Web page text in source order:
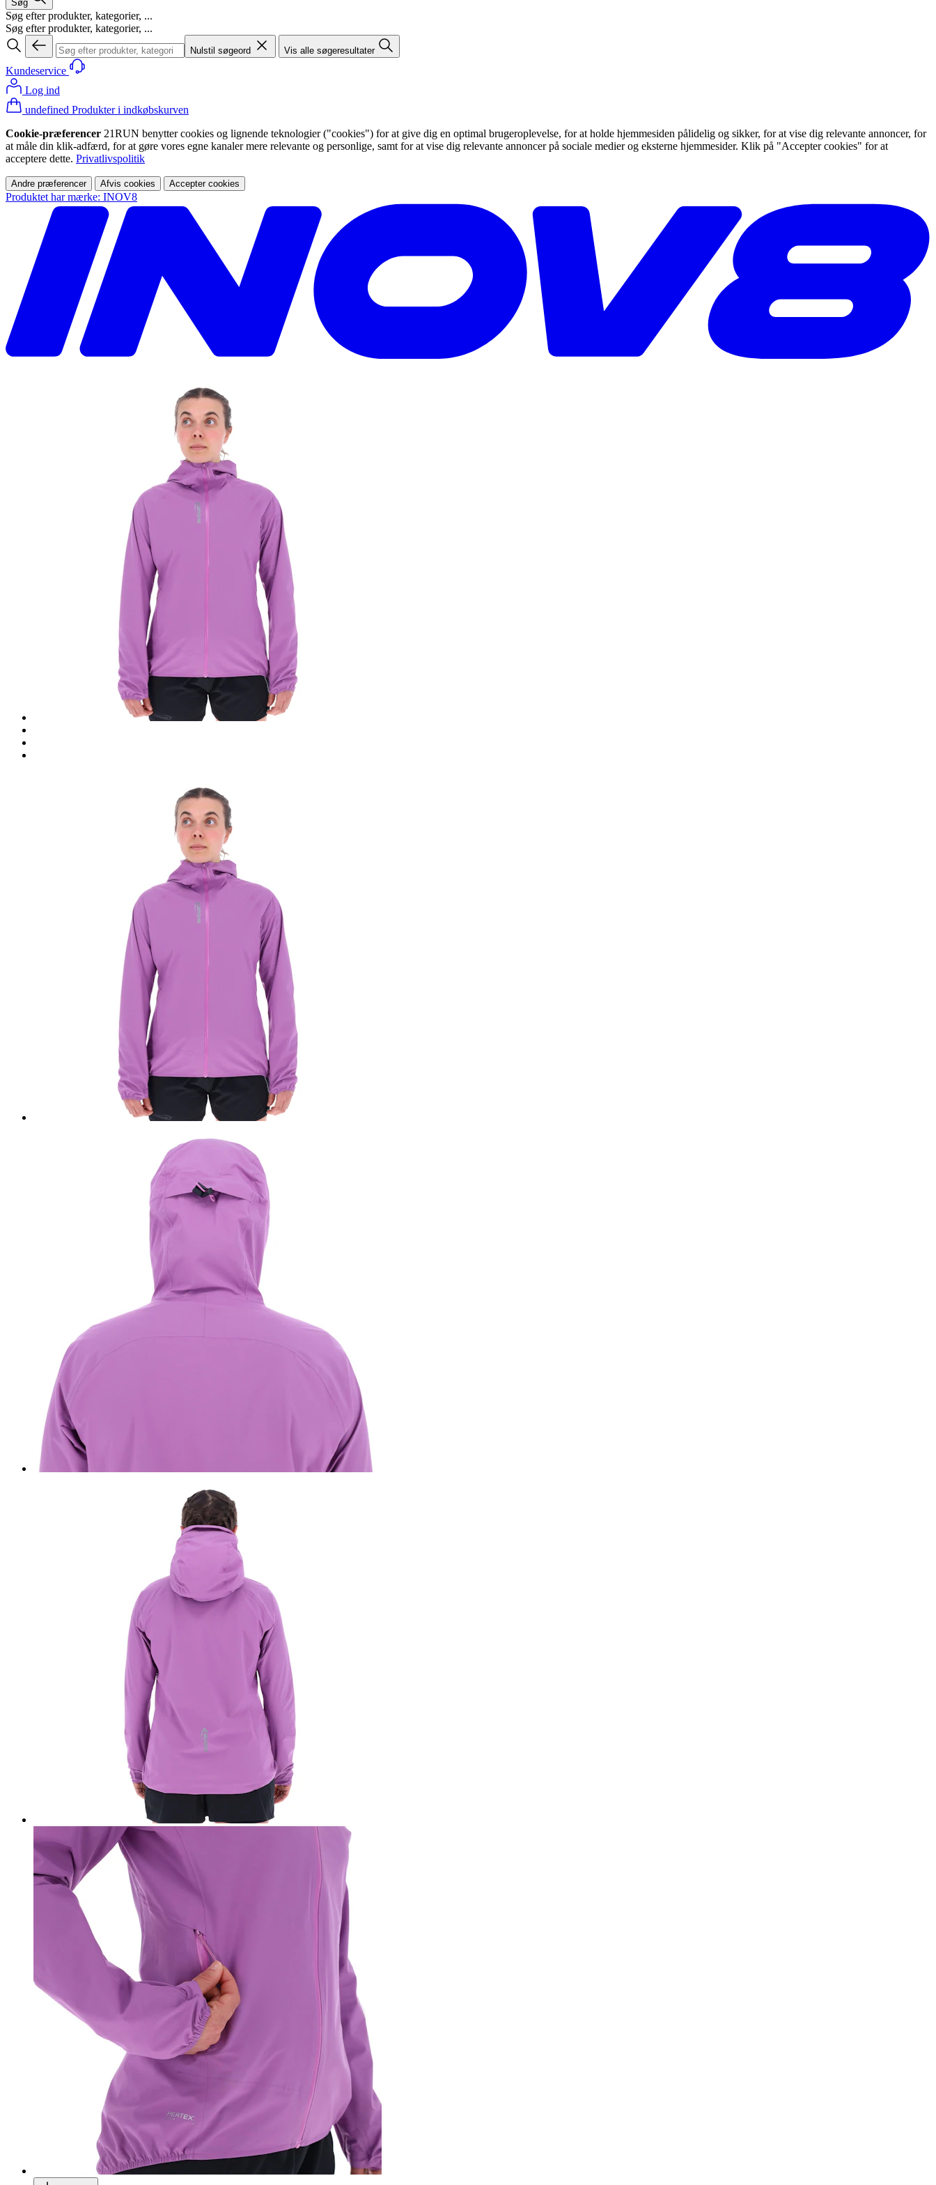
Søg
Søg efter produkter, kategorier, ...
Søg efter produkter, kategorier, ...
Nulstil søgeord Vis alle søgeresultater
Kundeservice
Log ind
undefined Produkter i indkøbskurven
Cookie-præferencer 21RUN benytter cookies og lignende teknologier ("cookies") for at give dig en optimal brugeroplevelse, for at holde hjemmesiden pålidelig og sikker, for at vise dig relevante annoncer, for
at måle din klik-adfærd, for at gøre vores egne kanaler mere relevante og personlige, samt for at vise dig relevante annoncer på sociale medier og eksterne hjemmesider. Klik på "Accepter cookies" for at
acceptere dette. Privatlivspolitik
Andre præferencer Afvis cookies Accepter cookies
Produktet har mærke: INOV8